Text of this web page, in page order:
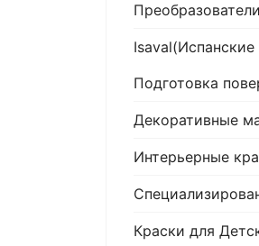
Isaval(Испанские
Подготовка
Декоративные
Интерьерные
Краски для